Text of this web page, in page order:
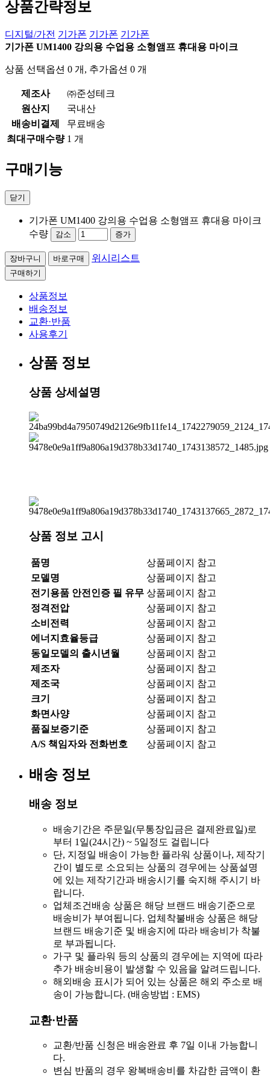
상품간략정보
디지털/가전 기가폰 기가폰 기가폰
기가폰 UM1400 강의용 수업용 소형앰프 휴대용 마이크
상품 선택옵션 0 개, 추가옵션 0 개
제조사
㈜준성테크
원산지
국내산
배송비결제
무료배송
최대구매수량 1 개
구매기능
닫기
기가폰 UM1400 강의용 수업용 소형앰프 휴대용 마이크
수량
감소 증가
장바구니 바로구매 위시리스트
구매하기
상품정보
배송정보
교환·반품
사용후기
상품 정보
상품 상세설명
상품 정보 고시
품명
상품페이지 참고
모델명
상품페이지 참고
전기용품 안전인증 필 유무 상품페이지 참고
정격전압
상품페이지 참고
소비전력
상품페이지 참고
에너지효율등급
상품페이지 참고
동일모델의 출시년월
상품페이지 참고
제조자
상품페이지 참고
제조국
상품페이지 참고
크기
상품페이지 참고
화면사양
상품페이지 참고
품질보증기준
상품페이지 참고
A/S 책임자와 전화번호
상품페이지 참고
배송 정보
배송 정보
배송기간은 주문일(무통장입금은 결제완료일)로
부터 1일(24시간) ~ 5일정도 걸립니다
단, 지정일 배송이 가능한 플라워 상품이나, 제작기
간이 별도로 소요되는 상품의 경우에는 상품설명
에 있는 제작기간과 배송시기를 숙지해 주시기 바
랍니다.
업체조건배송 상품은 해당 브랜드 배송기준으로
배송비가 부여됩니다. 업체착불배송 상품은 해당
브랜드 배송기준 및 배송지에 따라 배송비가 착불
로 부과됩니다.
가구 및 플라워 등의 상품의 경우에는 지역에 따라
추가 배송비용이 발생할 수 있음을 알려드립니다.
해외배송 표시가 되어 있는 상품은 해외 주소로 배
송이 가능합니다. (배송방법 : EMS)
교환·반품
교환/반품 신청은 배송완료 후 7일 이내 가능합니
다.
변심 반품의 경우 왕복배송비를 차감한 금액이 환